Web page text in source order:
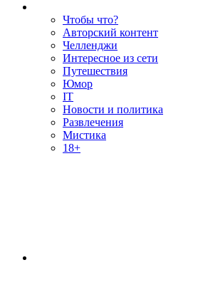
Чтобы что?
Авторский контент
Челленджи
Интересное из сети
Путешествия
Юмор
IT
Новости и политика
Развлечения
Мистика
18+